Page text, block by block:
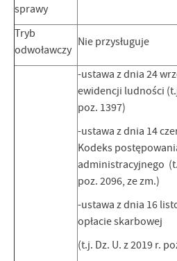
sprawy
Tryb
odwoławczy
Nie przysługuje
-ustawa z dnia 24
ewidencji ludności
poz. 1397)
-ustawa z dnia 14
Kodeks
administracyjnego
poz. 2096, ze zm.)
-ustawa z dnia 16
opłacie skarbowej
(t.j. Dz. U. z 2019 r.